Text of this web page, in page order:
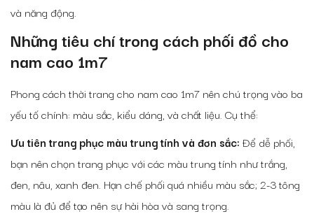
và năng động.
Những tiêu chí trong cách phối đồ cho
nam cao 1m7
Phong cách thời trang cho nam cao 1m7 nên chú trọng vào ba
yếu tố chính: màu sắc, kiểu dáng, và chất liệu. Cụ thể:
Ưu tiên trang phục màu trung tính và đơn sắc: Để dễ phối,
bạn nên chọn trang phục với các màu trung tính như trắng,
đen, nâu, xanh đen. Hạn chế phối quá nhiều màu sắc; 2-3 tông
màu là đủ để tạo nên sự hài hòa và sang trọng.